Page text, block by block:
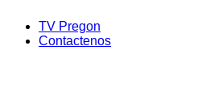
TV Pregon
Contactenos